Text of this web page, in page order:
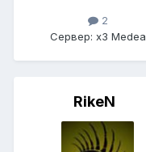
2
Сервер: x3 Medea
RikeN